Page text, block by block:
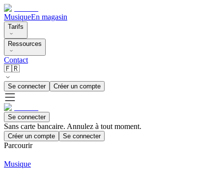
MusiqueEn magasin
Tarifs
Ressources
Contact
🇫🇷
Se connecter Créer un compte
Se connecter
Sans carte bancaire. Annulez à tout moment.
Créer un compte Se connecter
Parcourir
Musique